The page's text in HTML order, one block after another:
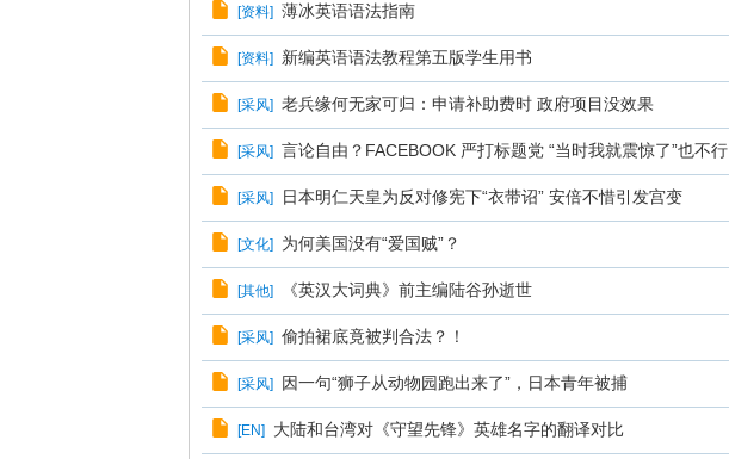
[资料] 薄冰英语语法指南
[资料] 新编英语语法教程第五版学生用书
[采风] 老兵缘何无家可归：申请补助费时 政府项目没效果
[采风] 言论自由？FACEBOOK 严打标题党 “当时我就震惊了”也不行
[采风] 日本明仁天皇为反对修宪下“衣带诏” 安倍不惜引发宫变
[文化] 为何美国没有“爱国贼”？
[其他] 《英汉大词典》前主编陆谷孙逝世
[采风] 偷拍裙底竟被判合法？！
[采风] 因一句“狮子从动物园跑出来了”，日本青年被捕
[EN] 大陆和台湾对《守望先锋》英雄名字的翻译对比